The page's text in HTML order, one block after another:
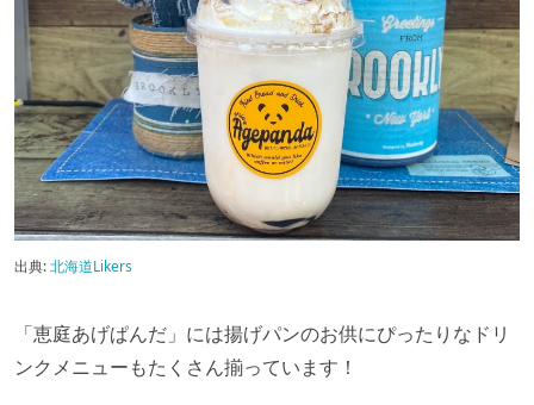
出典:北海道Likers
「恵庭あげぱんだ」には揚げパンのお供にぴったりなドリ
ンクメニューもたくさん揃っています！